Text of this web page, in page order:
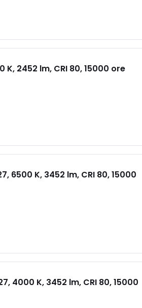
K, 2452 lm, CRI 80, 15000 ore
6500 K, 3452 lm, CRI 80, 15000
4000 K, 3452 lm, CRI 80, 15000